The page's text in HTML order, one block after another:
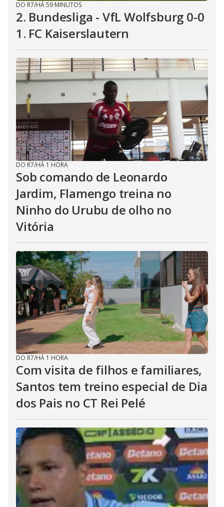
DO R7/HÁ 59 MINUTOS
2. Bundesliga - VfL Wolfsburg 0-0
1. FC Kaiserslautern
DO R7/HÁ 1 HORA
Sob comando de Leonardo
Jardim, Flamengo treina no
Ninho do Urubu de olho no
Vitória
DO R7/HÁ 1 HORA
Com visita de filhos e familiares,
Santos tem treino especial de Dia
dos Pais no CT Rei Pelé